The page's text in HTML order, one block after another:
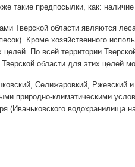
такие предпосылки, как:
Тверской области являются
Кроме хозяйственного
По всей территории
области для этих целей
Селижаровкий, Ржевский
природно-климатическими
(Иваньковского